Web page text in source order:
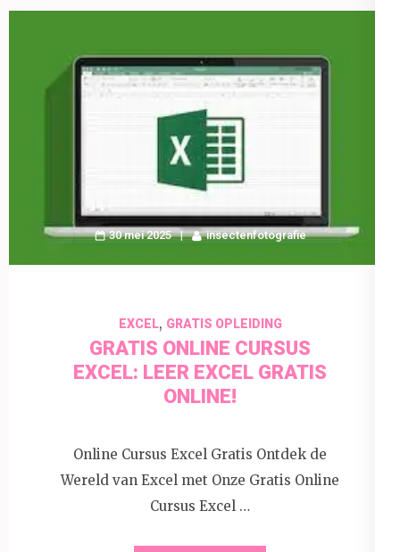
30 mei 2025 insectenfotografie
EXCEL, GRATIS OPLEIDING
GRATIS ONLINE CURSUS
EXCEL: LEER EXCEL GRATIS
ONLINE!
Online Cursus Excel Gratis Ontdek de
Wereld van Excel met Onze Gratis Online
Cursus Excel …